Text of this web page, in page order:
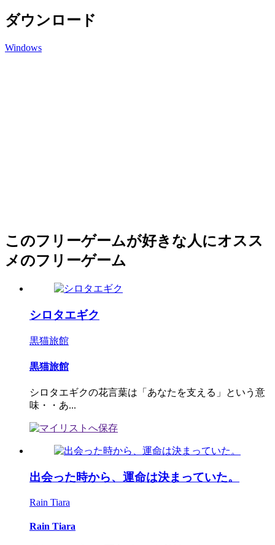
ダウンロード
Windows
このフリーゲームが好きな人にオスス
メのフリーゲーム
シロタエギク
黒猫旅館
黒猫旅館
シロタエギクの花言葉は「あなたを支える」という意
味・・あ...
出会った時から、運命は決まっていた。
Rain Tiara
Rain Tiara